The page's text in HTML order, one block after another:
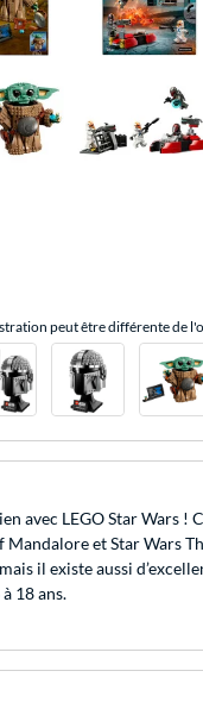
peut être différente de
avec LEGO Star Wars
Mandalore et Star Wars
il existe aussi
18 ans.